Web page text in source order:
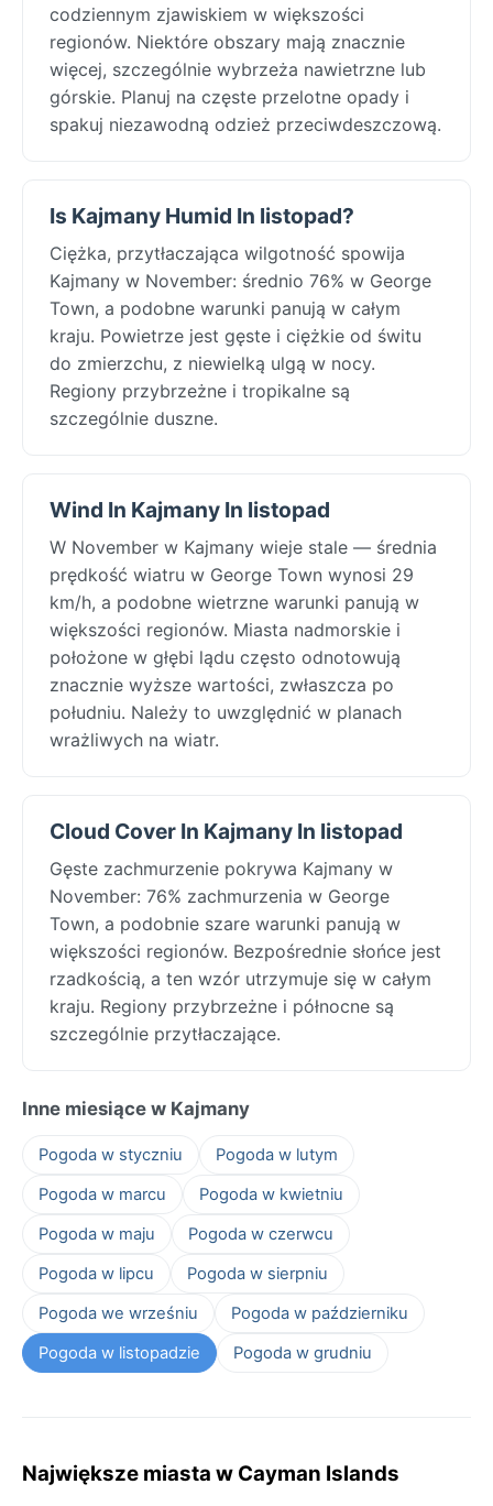
codziennym zjawiskiem w większości
regionów. Niektóre obszary mają znacznie
więcej, szczególnie wybrzeża nawietrzne lub
górskie. Planuj na częste przelotne opady i
spakuj niezawodną odzież przeciwdeszczową.
Is Kajmany Humid In listopad?
Ciężka, przytłaczająca wilgotność spowija
Kajmany w November: średnio 76% w George
Town, a podobne warunki panują w całym
kraju. Powietrze jest gęste i ciężkie od świtu
do zmierzchu, z niewielką ulgą w nocy.
Regiony przybrzeżne i tropikalne są
szczególnie duszne.
Wind In Kajmany In listopad
W November w Kajmany wieje stale — średnia
prędkość wiatru w George Town wynosi 29
km/h, a podobne wietrzne warunki panują w
większości regionów. Miasta nadmorskie i
położone w głębi lądu często odnotowują
znacznie wyższe wartości, zwłaszcza po
południu. Należy to uwzględnić w planach
wrażliwych na wiatr.
Cloud Cover In Kajmany In listopad
Gęste zachmurzenie pokrywa Kajmany w
November: 76% zachmurzenia w George
Town, a podobnie szare warunki panują w
większości regionów. Bezpośrednie słońce jest
rzadkością, a ten wzór utrzymuje się w całym
kraju. Regiony przybrzeżne i północne są
szczególnie przytłaczające.
Inne miesiące w Kajmany
Pogoda w styczniu
Pogoda w lutym
Pogoda w marcu
Pogoda w kwietniu
Pogoda w maju
Pogoda w czerwcu
Pogoda w lipcu
Pogoda w sierpniu
Pogoda we wrześniu
Pogoda w październiku
Pogoda w listopadzie
Pogoda w grudniu
Największe miasta w Cayman Islands